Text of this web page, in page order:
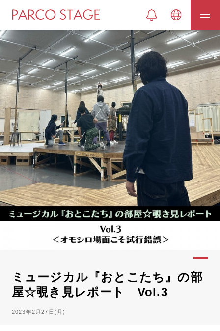
ミュージカル『おとこたち』の部
屋☆覗き見レポート Vol.3
2023年2月27日(月)